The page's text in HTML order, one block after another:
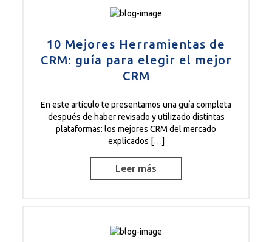
10 Mejores Herramientas de
CRM: guía para elegir el mejor
CRM
En este artículo te presentamos una guía completa
después de haber revisado y utilizado distintas
plataformas: los mejores CRM del mercado
explicados […]
Leer más